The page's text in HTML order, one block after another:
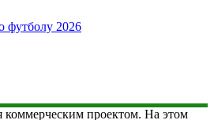
футболу 2026
коммерческим проектом. На этом